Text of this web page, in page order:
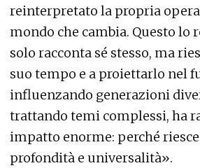
reinterpretato la propria
mondo che cambia. Questo lo
solo racconta sé stesso, ma
suo tempo e a proiettarlo nel
influenzando generazioni
trattando temi complessi, ha
impatto enorme: perché
profondità e universalità».